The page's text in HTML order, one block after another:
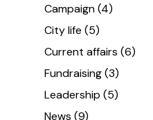
Campaign(4)
City life (5)
Current affairs (6)
Fundraising(3)
Leadership (5)
News (9)